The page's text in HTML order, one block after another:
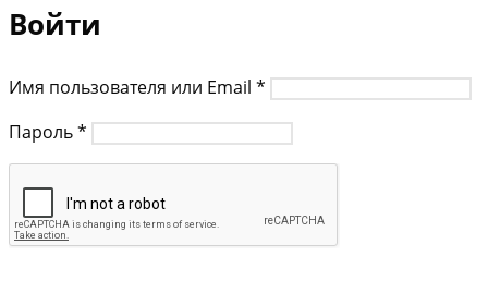
Войти
Имя пользователя или Email *
Пароль*